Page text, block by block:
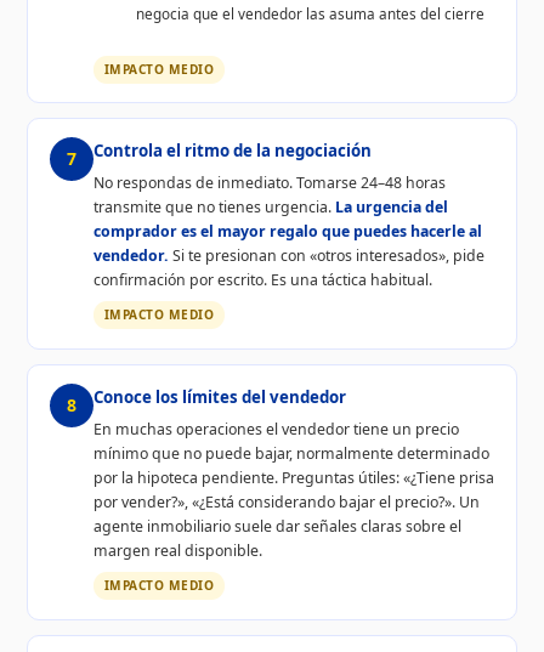
negocia que el vendedor las asuma antes del cierre
IMPACTO MEDIO
7 Controla el ritmo de la negociación
No respondas de inmediato. Tomarse 24–48 horas
transmite que no tienes urgencia. La urgencia del
comprador es el mayor regalo que puedes hacerle al
vendedor. Si te presionan con «otros interesados», pide
confirmación por escrito. Es una táctica habitual.
IMPACTO MEDIO
8 Conoce los límites del vendedor
En muchas operaciones el vendedor tiene un precio
mínimo que no puede bajar, normalmente determinado
por la hipoteca pendiente. Preguntas útiles: «¿Tiene prisa
por vender?», «¿Está considerando bajar el precio?». Un
agente inmobiliario suele dar señales claras sobre el
margen real disponible.
IMPACTO MEDIO